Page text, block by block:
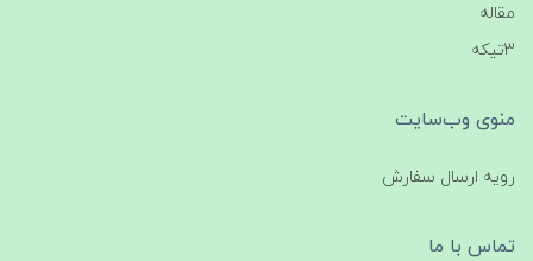
مقاله
3تیکه
منوی وب‌سایت
رویه ارسال سفارش
تماس با ما